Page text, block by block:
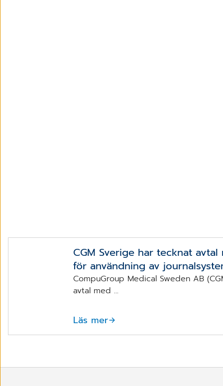
CGM Sverige har tecknat
för användning av
CompuGroup Medical Sweden AB
avtal med ...
Läs mer